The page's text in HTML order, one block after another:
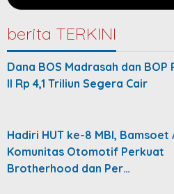
berita TERKINI
Dana BOS Madrasah dan BOP
II Rp 4,1 Triliun Segera Cair
Hadiri HUT ke-8 MBI, Bamsoet
Komunitas Otomotif Perkuat
Brotherhood dan Per…